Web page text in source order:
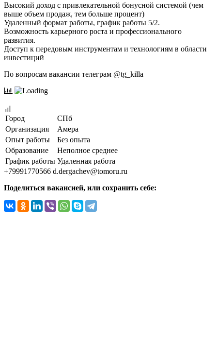
Высокий доход с привлекательной бонусной системой (чем
выше объем продаж, тем больше процент)
Удаленный формат работы, график работы 5/2.
Возможность карьерного роста и профессионального
развития.
Доступ к передовым инструментам и технологиям в области
инвестиций
По вопросам вакансии телеграм @tg_killa
Город
СПб
Организация
Амера
Опыт работы
Без опыта
Образование
Неполное среднее
График работы Удаленная работа
+79991770566 d.dergachev@tomoru.ru
Поделиться вакансией, или сохранить себе: